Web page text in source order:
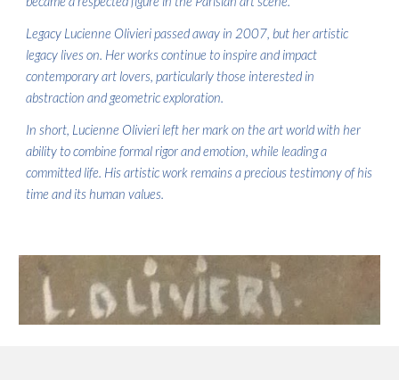
Legacy Lucienne Olivieri passed away in 2007, but her artistic
legacy lives on. Her works continue to inspire and impact
contemporary art lovers, particularly those interested in
abstraction and geometric exploration.
In short, Lucienne Olivieri left her mark on the art world with her
ability to combine formal rigor and emotion, while leading a
committed life. His artistic work remains a precious testimony of his
time and its human values.